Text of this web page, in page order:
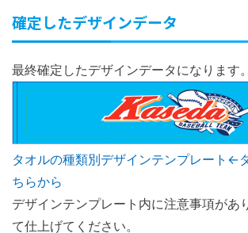
確定したデザインデータ
最終確定したデザインデータになります。
タオルの種類別デザインテンプレート←
ちらから
デザインテンプレート内に注意事項があ
て仕上げてください。